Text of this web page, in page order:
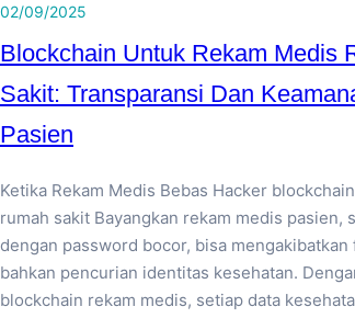
02/09/2025
Blockchain Untuk Rekam Medis
Sakit: Transparansi Dan
Pasien
Ketika Rekam Medis Bebas Hacker
rumah sakit Bayangkan rekam medis pasien,
dengan password bocor, bisa
bahkan pencurian identitas kesehatan.
blockchain rekam medis, setiap data